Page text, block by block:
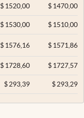
$ 1520,00 $1470,00
$ 1530,00 $1510,00
$ 1576,16 $1571,86
$ 1728,60 $1727,57
$293,39 $293,29